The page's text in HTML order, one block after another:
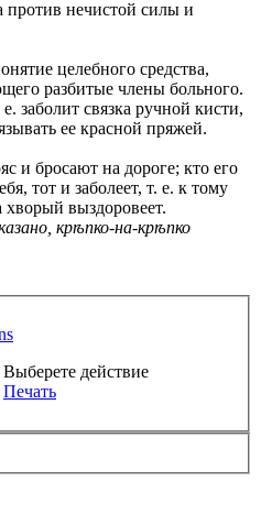
против нечистой силы и
целебного средства,
разбитые члены больного.
заболит связка ручной кисти,
ее красной пряжей.
и бросают на дороге; кто его
тот и заболеет, т. е. к тому
хворый выздоровеет.
крѣпко-на-крѣпко
Выберете действие
Печать